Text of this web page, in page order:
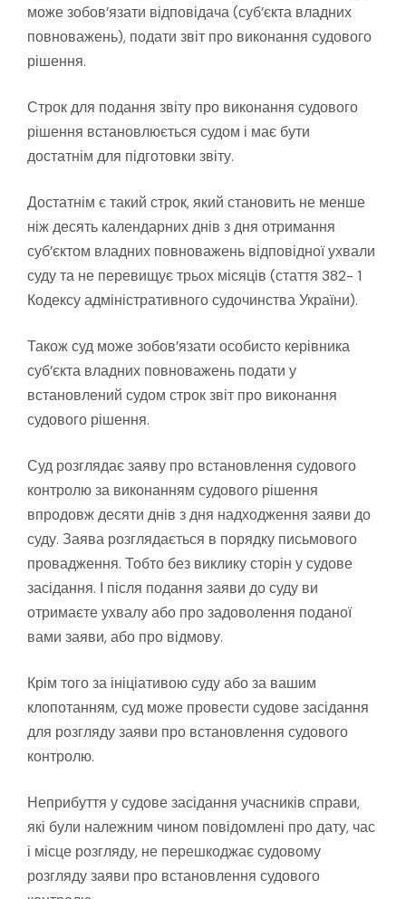
може зобов’язати відповідача (суб’єкта владних
повноважень), подати звіт про виконання судового
рішення.
Строк для подання звіту про виконання судового
рішення встановлюється судом і має бути
достатнім для підготовки звіту.
Достатнім є такий строк, який становить не менше
ніж десять календарних днів з дня отримання
суб’єктом владних повноважень відповідної ухвали
суду та не перевищує трьох місяців (стаття 382- 1
Кодексу адміністративного судочинства України).
Також суд може зобов’язати особисто керівника
суб’єкта владних повноважень подати у
встановлений судом строк звіт про виконання
судового рішення.
Суд розглядає заяву про встановлення судового
контролю за виконанням судового рішення
впродовж десяти днів з дня надходження заяви до
суду. Заява розглядається в порядку письмового
провадження. Тобто без виклику сторін у судове
засідання. І після подання заяви до суду ви
отримаєте ухвалу або про задоволення поданої
вами заяви, або про відмову.
Крім того за ініціативою суду або за вашим
клопотанням, суд може провести судове засідання
для розгляду заяви про встановлення судового
контролю.
Неприбуття у судове засідання учасників справи,
які були належним чином повідомлені про дату, час
і місце розгляду, не перешкоджає судовому
розгляду заяви про встановлення судового